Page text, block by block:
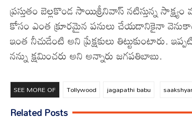
ప్రస్తుతం బెల్లకొండ సాయిశ్రీనివాస్ నటిస్తున్న
కోసం ఎంత క్రూరమైన పనులు చేయడానికైనా
ఇంత నీచుడేంటి అని ప్రేక్షకులు తిట్టుకుంటారు.
నన్ను క్షమించరు అని అన్నారు జగపతిబాబు.
SEE MORE OF Tollywood jagapathi babu
Related Posts